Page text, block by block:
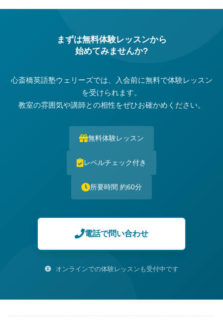
まずは無料体験レッスンから
始めてみませんか?
心斎橋英語塾ウェリーズでは、入会前に無料で体験レッスン
を受けられます。
教室の雰囲気や講師との相性をぜひお確かめください。
無料体験レッスン
レベルチェック付き
所要時間 約60分
電話で問い合わせ
オンラインでの体験レッスンも受付中です